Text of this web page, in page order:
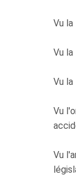
Vu
Vu
Vu
Vu
Vu